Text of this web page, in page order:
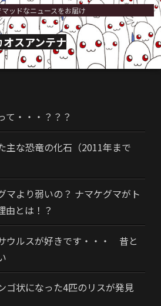
ッドなニュースをお届け
オスアンテナ
て・・・？？？
主な恐竜の化石（2011年まで
マより弱いの？ ナマケグマがト
由とは！？
ウルスが好きです・・・ 昔と
ゴ状になった4匹のリスが発見